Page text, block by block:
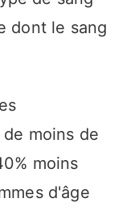
dont le sang
moins de
moins
d'âge